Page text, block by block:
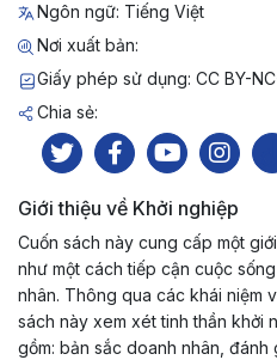
Ngôn ngữ: Tiếng Việt
Nơi xuất bản:
Giấy phép sử dụng: CC BY-
Chia sẻ:
Giới thiệu về Khởi nghiệp
Cuốn sách này cung cấp một
như một cách tiếp cận cuộc
nhân. Thông qua các khái niệm
sách này xem xét tinh thần khởi
gồm: bản sắc doanh nhân,